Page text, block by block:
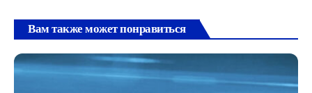
Вам также может понравиться